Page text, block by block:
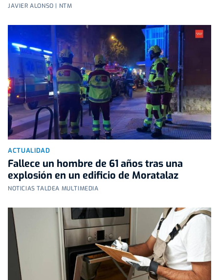
JAVIER ALONSO | NTM
ACTUALIDAD
Fallece un hombre de 61 años tras una
explosión en un edificio de Moratalaz
NOTICIAS TALDEA MULTIMEDIA